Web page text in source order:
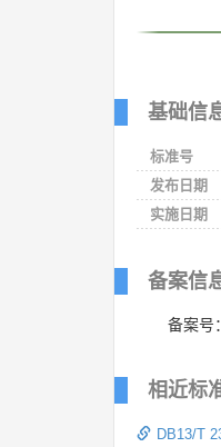
基础信
标准号
发布日期
实施日期
备案信
备案号
相近标
DB13/T